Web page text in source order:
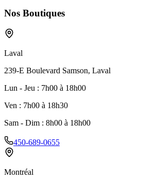
Nos Boutiques
Laval
239-E Boulevard Samson, Laval
Lun - Jeu : 7h00 à 18h00
Ven : 7h00 à 18h30
Sam - Dim : 8h00 à 18h00
450-689-0655
Montréal